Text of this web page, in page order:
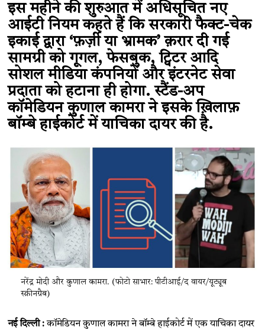
इस महीने की शुरुआत में अधिसूचित नए
आईटी नियम कहते हैं कि सरकारी फैक्ट-चेक
इकाई द्वारा ‘फ़र्ज़ी या भ्रामक’ क़रार दी गई
सामग्री को गूगल, फेसबुक, ट्विटर आदि
सोशल मीडिया कंपनियों और इंटरनेट सेवा
प्रदाता को हटाना ही होगा. स्टैंड-अप
कॉमेडियन कुणाल कामरा ने इसके ख़िलाफ़
बॉम्बे हाईकोर्ट में याचिका दायर की है.
नरेंद्र मोदी और कुणाल कामरा. (फोटो साभार: पीटीआई/द वायर/यूट्यूब
स्क्रीनग्रैब)
नई दिल्ली :कॉमेडियन कुणाल कामरा ने बॉम्बे हाईकोर्ट में एक याचिका दायर